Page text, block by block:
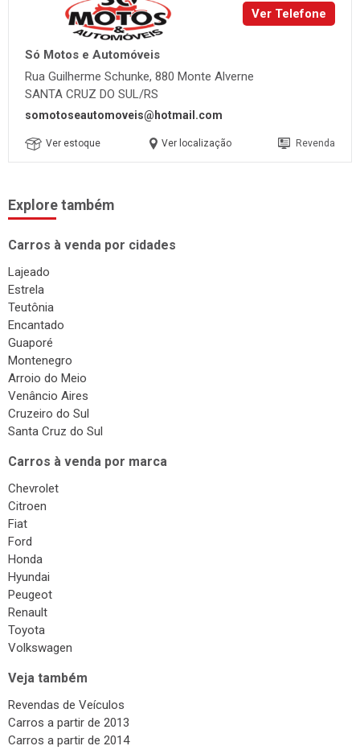
Ver Telefone
Só Motos e Automóveis
Rua Guilherme Schunke, 880 Monte Alverne
SANTA CRUZ DO SUL/RS
somotoseautomoveis@hotmail.com
Ver estoque Ver localização Revenda
Explore também
Carros à venda por cidades
Lajeado
Estrela
Teutônia
Encantado
Guaporé
Montenegro
Arroio do Meio
Venâncio Aires
Cruzeiro do Sul
Santa Cruz do Sul
Carros à venda por marca
Chevrolet
Citroen
Fiat
Ford
Honda
Hyundai
Peugeot
Renault
Toyota
Volkswagen
Veja também
Revendas de Veículos
Carros a partir de 2013
Carros a partir de 2014